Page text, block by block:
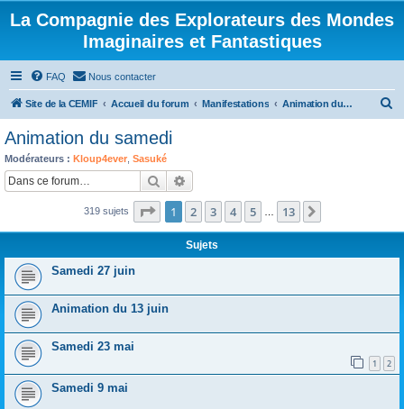
La Compagnie des Explorateurs des Mondes
Imaginaires et Fantastiques
FAQ Nous contacter
Site de la CEMIF Accueil du forum Manifestations Animation du samedi
c
r
Animation du samedi
Modérateurs : Kloup4ever Sasuké
Rechercher
319 sujets Page 1sur13
1 2 3 4 5 13
Sujets
Samedi 27 juin
Animation du 13 juin
Samedi 23 mai
1 2
Samedi 9 mai